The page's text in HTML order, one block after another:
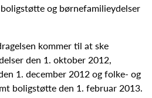
boligstøtte og børnefamilieydelser
kommer til at ske
den 1. oktober 2012,
1. december 2012 og folke- og
boligstøtte den 1. februar 2013.